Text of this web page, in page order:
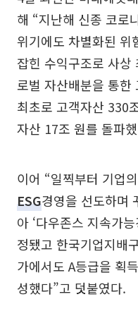
해 “지난해 신종 코로
위기에도 차별화된 위
잡힌 수익구조로 사상
로벌 자산배분을 통한
최초로 고객자산 330
자산 17조 원를 돌파
이어 “일찍부터 기업
ESG경영을 선도하며
아 ‘다우존스 지속가
정됐고 한국기업지배
가에서도 A등급을 획
성했다”고 덧붙였다.